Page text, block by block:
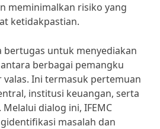
meminimalkan risiko yang
ketidakpastian.
bertugas untuk menyediakan
berbagai pemangku
Ini termasuk pertemuan
institusi keuangan, serta
dialog ini, IFEMC
masalah dan